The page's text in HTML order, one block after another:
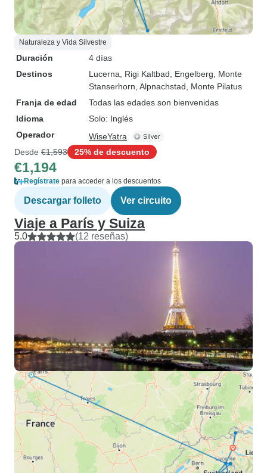
Naturaleza y Vida Silvestre
Duración
4 días
Destinos
Lucerna , Rigi Kaltbad , Engelberg , Monte
Stanserhorn , Alpnachstad , Monte Pilatus
Franja de edad
Todas las edades son bienvenidas
Idioma
Solo: Inglés
Operador
WiseYatra
Desde €1,593 25% de descuento
€1,194
Regístrate para acceder a los descuentos
Descargar folleto Ver circuito
Viaje a París y Suiza
5.0 (12 reseñas)